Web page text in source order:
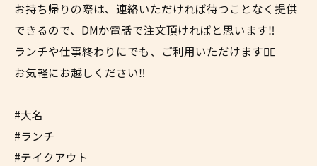
お持ち帰りの際は、連絡いただければ待つことなく提供
できるので、DMか電話で注文頂ければと思います‼︎
ランチや仕事終わりにでも、ご利用いただけます✌🏼
お気軽にお越しください‼︎
#大名
#ランチ
#テイクアウト